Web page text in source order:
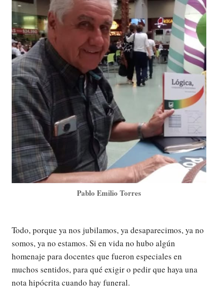
Pablo Emilio Torres
Todo, porque ya nos jubilamos, ya desaparecimos, ya no
somos, ya no estamos. Si en vida no hubo algún
homenaje para docentes que fueron especiales en
muchos sentidos, para qué exigir o pedir que haya una
nota hipócrita cuando hay funeral.